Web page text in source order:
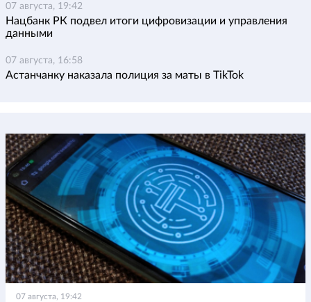
07 августа, 19:42
Нацбанк РК подвел итоги цифровизации и управления
данными
07 августа, 16:58
Астанчанку наказала полиция за маты в TikTok
07 августа, 19:42